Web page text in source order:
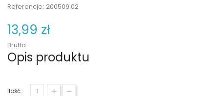
Referencje: 200509.02
13,99 zł
Brutto
Opis produktu
Ilość :